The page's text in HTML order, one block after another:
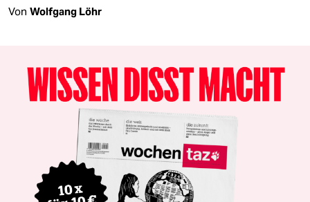
Von Wolfgang Löhr